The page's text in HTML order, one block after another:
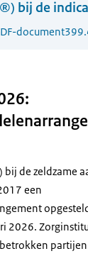
bij de
document
de zeldzame
een
2026.